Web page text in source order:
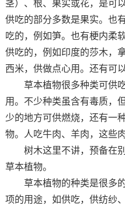
茎）、根、果实或花，是可
供吃的部分多数是果实。也
吃的，例如笋。也有梗内柔
供吃的，例如印度的莎木，
西米，供做点心用。还有可
草本植物很多种类可供吃
用。不少种类虽含有毒质，
少的地方可供燃烧，还有一
物。人吃牛肉、羊肉，这些
树木这里不讲，预备在别
草本植物。
草本植物的种类是很多的
项的用途，如供吃，供纺纱